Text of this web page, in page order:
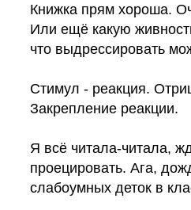
Книжка прям хороша.
Или ещё какую
что выдрессировать
Стимул - реакция.
Закрепление реакции.
Я всё читала-читала,
проецировать. Ага,
слабоумных деток в